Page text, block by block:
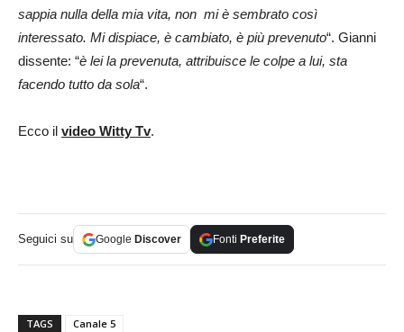
sappia nulla della mia vita, non mi è sembrato così
interessato. Mi dispiace, è cambiato, è più prevenuto“. Gianni
dissente: “è lei la prevenuta, attribuisce le colpe a lui, sta
facendo tutto da sola“.
Ecco il video Witty Tv.
Seguici su Google Discover Fonti Preferite
TAGS Canale 5